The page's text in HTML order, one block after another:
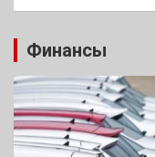
Финансы